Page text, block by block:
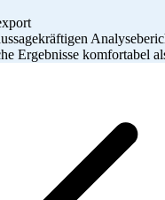
Ergebnisse komfortabel